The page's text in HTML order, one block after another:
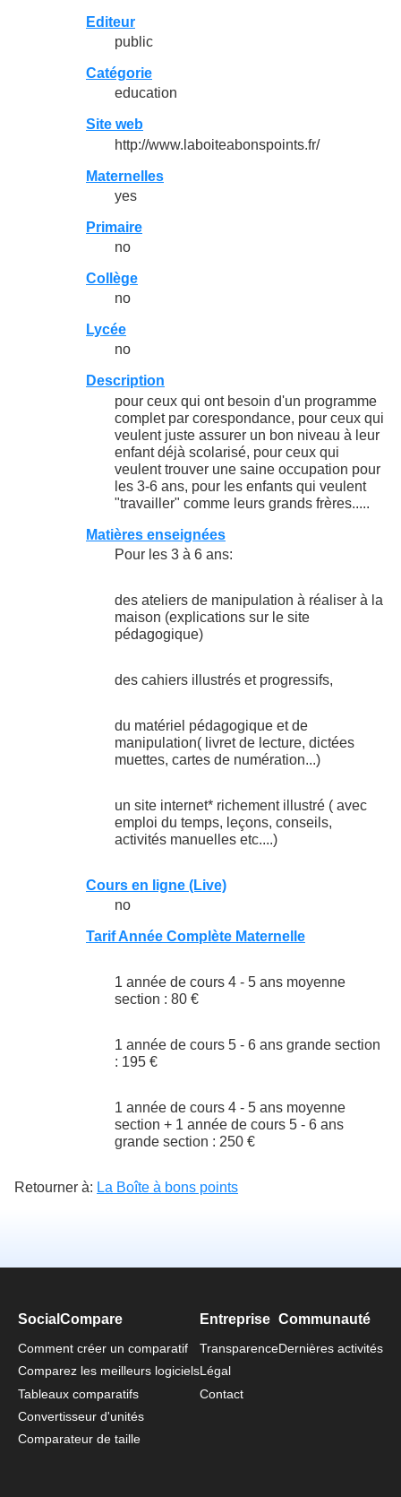
Editeur
public
Catégorie
education
Site web
http://www.laboiteabonspoints.fr/
Maternelles
yes
Primaire
no
Collège
no
Lycée
no
Description
pour ceux qui ont besoin d'un programme
complet par corespondance, pour ceux qui
veulent juste assurer un bon niveau à leur
enfant déjà scolarisé, pour ceux qui
veulent trouver une saine occupation pour
les 3-6 ans, pour les enfants qui veulent
"travailler" comme leurs grands frères.....
Matières enseignées
Pour les 3 à 6 ans:
des ateliers de manipulation à réaliser à la
maison (explications sur le site
pédagogique)
des cahiers illustrés et progressifs,
du matériel pédagogique et de
manipulation( livret de lecture, dictées
muettes, cartes de numération...)
un site internet* richement illustré ( avec
emploi du temps, leçons, conseils,
activités manuelles etc....)
Cours en ligne (Live)
no
Tarif Année Complète Maternelle
1 année de cours 4 - 5 ans moyenne
section : 80 €
1 année de cours 5 - 6 ans grande section
: 195 €
1 année de cours 4 - 5 ans moyenne
section + 1 année de cours 5 - 6 ans
grande section : 250 €
Retourner à: La Boîte à bons points
SocialCompare
Comment créer un comparatif
Comparez les meilleurs logiciels
Tableaux comparatifs
Convertisseur d'unités
Comparateur de taille
Entreprise
Transparence
Légal
Contact
Communauté
Dernières activités